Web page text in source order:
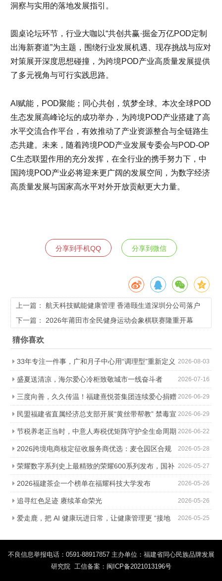
洞察与实用的落地发展指引。
圆桌论坛环节，行业大咖以“共创共赢·掘金万亿POD定制
出海新赛道”为主题，围绕行业发展机遇、现存挑战与应对
对策展开深度思想碰撞，为跨境POD产业高质量发展提供
了多元视角与可行实践思路。
AI赋能，POD聚能；同心共创，筑梦全球。本次全球POD
生态发展高峰论坛的成功举办，为跨境POD产业搭建了高
水平交流合作平台，有效推动了产业资源整合与全链路生
态共建。未来，随着跨境POD产业发展专委会与POD-OP
C生态联盟作用的充分发挥，在全行业的携手努力下，中
国跨境POD产业必将迎来更广阔的发展空间，为数字经济
高质量发展与国家高水平对外开放贡献更大力量。
分享到手机QQ 分享到微信
上一篇： 航天科技赋能健康管理 香港颐生道深圳分公司落户
龙华
下一篇： 2026年莆田市全民健身运动会象棋联赛隆重开幕
猜你喜欢
2026-08-03
33年专注一件事，广和月子中心用“调理型”重新定义
科学坐月子 2026-07-16
盛夏送清凉，海尔爱心冷柜致敬城市一线奋斗者
2026-06-29
三度向善，久久传温！福建熹悦荟集团连续爱心捐赠
助力金秋助学 2026-06-29
民盟福建省直属经济总支部开展“黄丝带帮教” 禁毒宣
传进社区活动 2026-06-22
节税养老正当时，中意人寿税优矩阵守护全生命周期
2026-05-28
2026跨境电商核定征收服务商优选：麦仓园区合规
降负，轻松降本增效 2026-05-27
荣耀数字系列史上最精致的荣耀600系列发布，国补
价2294.15元起 2026-05-26
2026福建茶企一个榜单在福耀科技大学发布
2026-05-26
追寻红色足迹 赓续革命荣光
2026-05-25
爱走鹿，把 AI 健康玩进日常，让健康管理更 “接地
不良信息举报电话：0591-88917857 主办单位：福建省同心民族品牌发展
研究院 工信备案： 闽ICP备2021013196号